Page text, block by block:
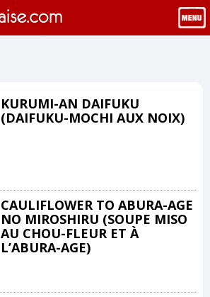
KURUMI-AN DAIFUKU
(DAIFUKU-MOCHI AUX NOIX)
CAULIFLOWER TO ABURA-AGE
NO MIROSHIRU (SOUPE MISO
AU CHOU-FLEUR ET À
L’ABURA-AGE)